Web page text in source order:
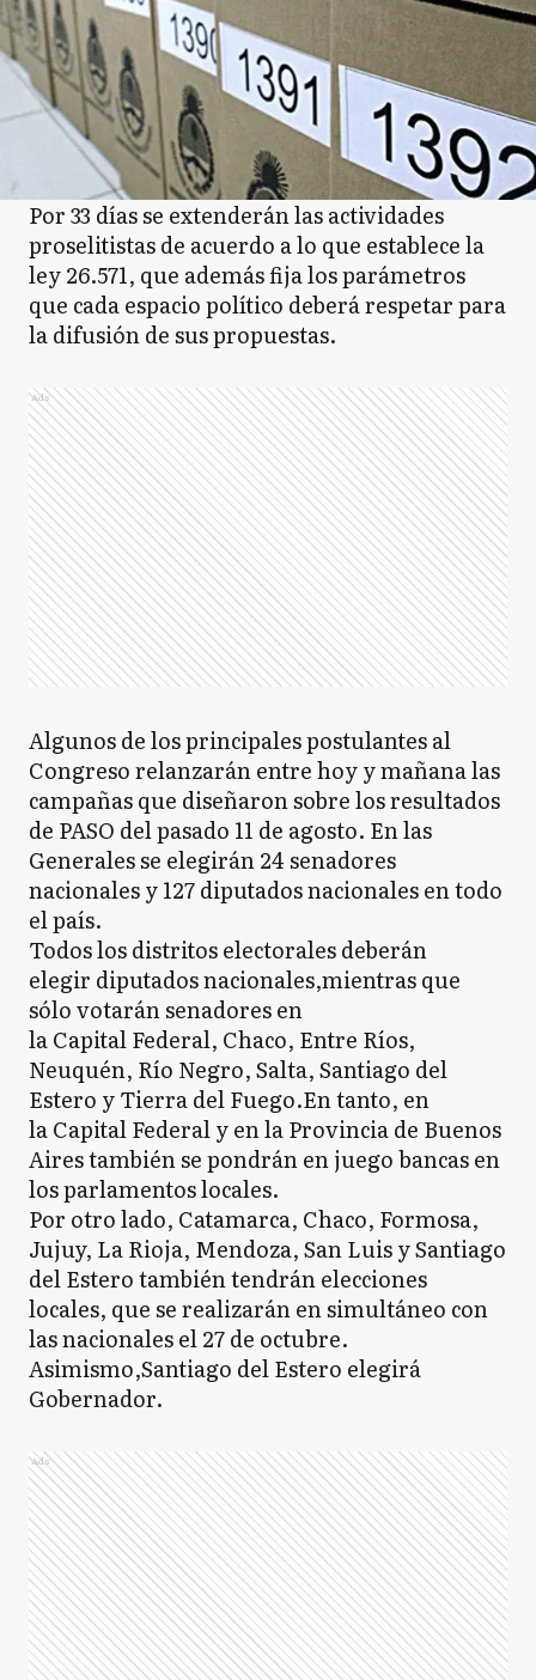
Por 33 días se extenderán las actividades
proselitistas de acuerdo a lo que establece la
ley 26.571, que además fija los parámetros
que cada espacio político deberá respetar para
la difusión de sus propuestas.
Ads
Algunos de los principales postulantes al
Congreso relanzarán entre hoy y mañana las
campañas que diseñaron sobre los resultados
de PASO del pasado 11 de agosto. En las
Generales se elegirán 24 senadores
nacionales y 127 diputados nacionales en todo
el país.
Todos los distritos electorales deberán
elegir diputados nacionales,mientras que
sólo votarán senadores en
la Capital Federal, Chaco, Entre Ríos,
Neuquén, Río Negro, Salta, Santiago del
Estero y Tierra del Fuego.En tanto, en
la Capital Federal y en la Provincia de Buenos
Aires también se pondrán en juego bancas en
los parlamentos locales.
Por otro lado, Catamarca, Chaco, Formosa,
Jujuy, La Rioja, Mendoza, San Luis y Santiago
del Estero también tendrán elecciones
locales, que se realizarán en simultáneo con
las nacionales el 27 de octubre.
Asimismo,Santiago del Estero elegirá
Gobernador.
Ads